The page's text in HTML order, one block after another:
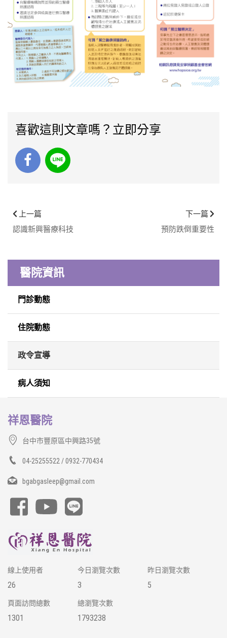
喜歡這則文章嗎？立即分享
上一篇
認識新興醫療科技
下一篇
預防跌倒重要性
醫院資訊
門診動態
住院動態
政令宣導
病人須知
祥恩醫院
台中市豐原區中興路35號
04-25255522 / 0932-770434
bgabgasleep@gmail.com
線上使用者
26
今日瀏覽次數
3
昨日瀏覽次數
5
頁面訪問總數
1301
總瀏覽次數
1793238